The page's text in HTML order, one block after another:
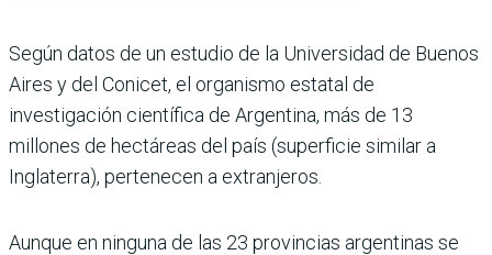
Según datos de un estudio de la Universidad de Buenos
Aires y del Conicet, el organismo estatal de
investigación científica de Argentina, más de 13
millones de hectáreas del país (superficie similar a
Inglaterra), pertenecen a extranjeros.
Aunque en ninguna de las 23 provincias argentinas se